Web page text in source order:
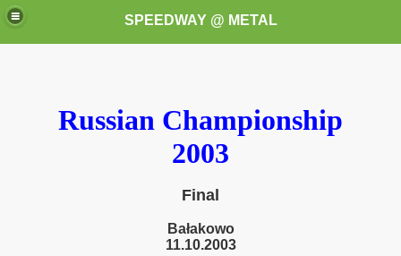
SPEEDWAY @ METAL
Russian Championship
2003
Final
Bałakowo
11.10.2003
(My speedway programmes to exchange or sale)